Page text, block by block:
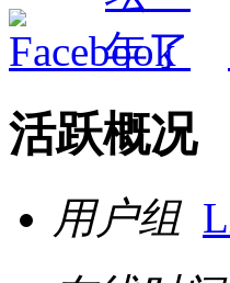
活跃概况
用户组